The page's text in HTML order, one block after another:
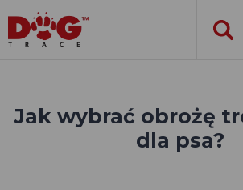
Jak wybrać obrożę
dla psa?